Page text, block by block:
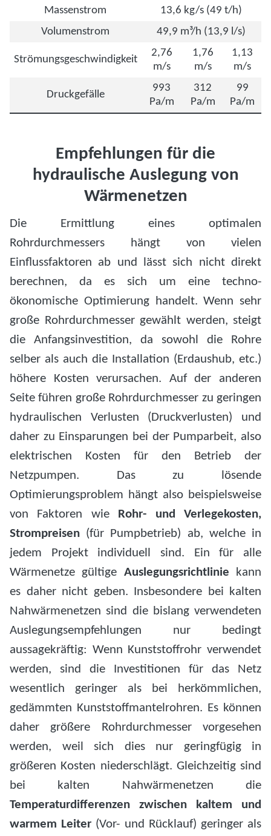
Massenstrom
13,6 kg/s (49 t/h)
Volumenstrom
49,9 m³/h (13,9 l/s)
Strömungsgeschwindigkeit
2,76
m/s
1,76
m/s
1,13
m/s
Druckgefälle
993
Pa/m
312
Pa/m
99
Pa/m
Empfehlungen für die
hydraulische Auslegung von
Wärmenetzen
Die Ermittlung eines optimalen
Rohrdurchmessers hängt von vielen
Einflussfaktoren ab und lässt sich nicht direkt
berechnen, da es sich um eine techno-
ökonomische Optimierung handelt. Wenn sehr
große Rohrdurchmesser gewählt werden, steigt
die Anfangsinvestition, da sowohl die Rohre
selber als auch die Installation (Erdaushub, etc.)
höhere Kosten verursachen. Auf der anderen
Seite führen große Rohrdurchmesser zu geringen
hydraulischen Verlusten (Druckverlusten) und
daher zu Einsparungen bei der Pumparbeit, also
elektrischen Kosten für den Betrieb der
Netzpumpen. Das zu lösende
Optimierungsproblem hängt also beispielsweise
von Faktoren wie Rohr- und Verlegekosten,
Strompreisen (für Pumpbetrieb) ab, welche in
jedem Projekt individuell sind. Ein für alle
Wärmenetze gültige Auslegungsrichtlinie kann
es daher nicht geben. Insbesondere bei kalten
Nahwärmenetzen sind die bislang verwendeten
Auslegungsempfehlungen nur bedingt
aussagekräftig: Wenn Kunststoffrohr verwendet
werden, sind die Investitionen für das Netz
wesentlich geringer als bei herkömmlichen,
gedämmten Kunststoffmantelrohren. Es können
daher größere Rohrdurchmesser vorgesehen
werden, weil sich dies nur geringfügig in
größeren Kosten niederschlägt. Gleichzeitig sind
bei kalten Nahwärmenetzen die
Temperaturdifferenzen zwischen kaltem und
warmem Leiter (Vor- und Rücklauf) geringer als